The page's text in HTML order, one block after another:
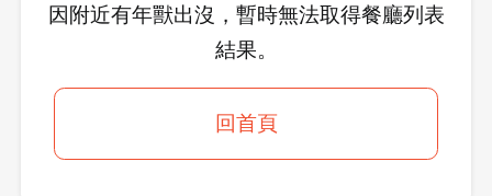
因附近有年獸出沒，暫時無法取得餐廳列表
結果。
回首頁
登出